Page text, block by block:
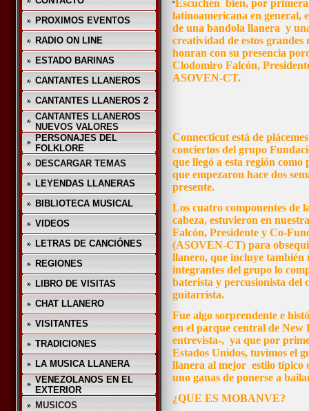
PROXIMOS EVENTOS
RADIO ON LINE
ESTADO BARINAS
CANTANTES LLANEROS
CANTANTES LLANEROS 2
CANTANTES LLANEROS
NUEVOS VALORES
PERSONAJES DEL
FOLKLORE
DESCARGAR TEMAS
LEYENDAS LLANERAS
BIBLIOTECA MUSICAL
VIDEOS
LETRAS DE CANCIÓNES
REGIONES
LIBRO DE VISITAS
CHAT LLANERO
VISITANTES
TRADICIONES
LA MUSICA LLANERA
VENEZOLANOS EN EL
EXTERIOR
MUSICOS
“Escuchen bien, por primera
latinoamericana en general,
de una bandola llanera y
creatividad de estos grandes
honran con su presencia
Clodomiro Falcón,
ASOVEN-CT.
Connecticut está de
conciertos del grupo
que llegó a esta región como
que empezaron hace dos
presente.
Los cuatro componentes de
cabeza, estuvieron en
Falcón, Presidente y Co-
(ASOVEN-CT) para
llanero, que incluye también
integrantes del grupo lo
baterista y percusionista del
guitarrista.
Fue algo sorprendente e
en el parque central de New
entrevista-, ya que por
Estados Unidos, tuvimos el
llanera al mejor estilo típico
uno ganas de ponerse a
¿QUE ES MOBANVE?